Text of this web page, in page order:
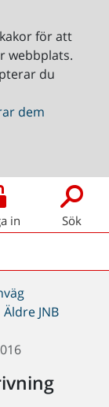
för att
webbplats.
du
dem
in Sök
Äldre JNB